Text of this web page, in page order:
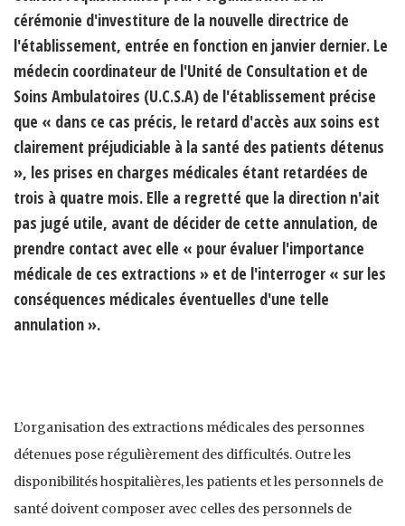
cérémonie d'investiture de la nouvelle directrice de
l'établissement, entrée en fonction en janvier dernier. Le
médecin coordinateur de l'Unité de Consultation et de
Soins Ambulatoires (U.C.S.A) de l'établissement précise
que « dans ce cas précis, le retard d'accès aux soins est
clairement préjudiciable à la santé des patients détenus
», les prises en charges médicales étant retardées de
trois à quatre mois. Elle a regretté que la direction n'ait
pas jugé utile, avant de décider de cette annulation, de
prendre contact avec elle « pour évaluer l'importance
médicale de ces extractions » et de l'interroger « sur les
conséquences médicales éventuelles d'une telle
annulation ».
L’organisation des extractions médicales des personnes
détenues pose régulièrement des difficultés. Outre les
disponibilités hospitalières, les patients et les personnels de
santé doivent composer avec celles des personnels de